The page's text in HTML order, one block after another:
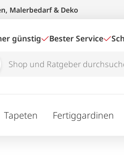
Malerbedarf & Deko
günstig Bester Service
Tapeten Fertiggardinen